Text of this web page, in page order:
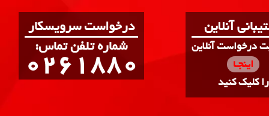
آنلاین
درخواست آنلاین
اینجـا
را کلیک کنید
درخواست سرویسکار
:شماره تلفن تماس
0261880